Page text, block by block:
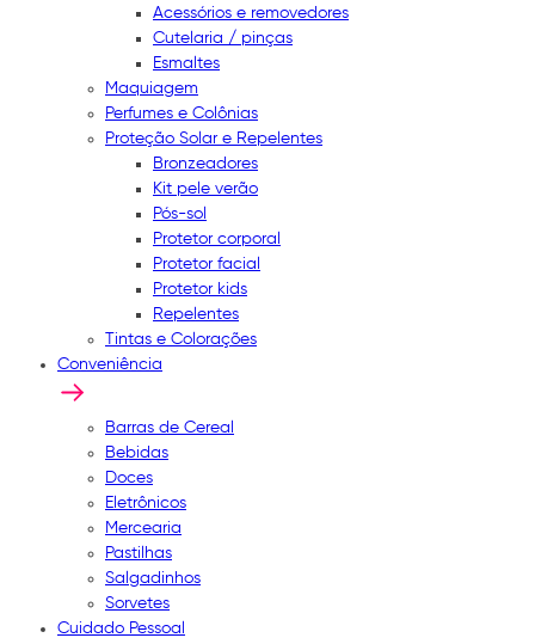
Acessórios e removedores
Cutelaria / pinças
Esmaltes
Maquiagem
Perfumes e Colônias
Proteção Solar e Repelentes
Bronzeadores
Kit pele verão
Pós-sol
Protetor corporal
Protetor facial
Protetor kids
Repelentes
Tintas e Colorações
Conveniência
Barras de Cereal
Bebidas
Doces
Eletrônicos
Mercearia
Pastilhas
Salgadinhos
Sorvetes
Cuidado Pessoal